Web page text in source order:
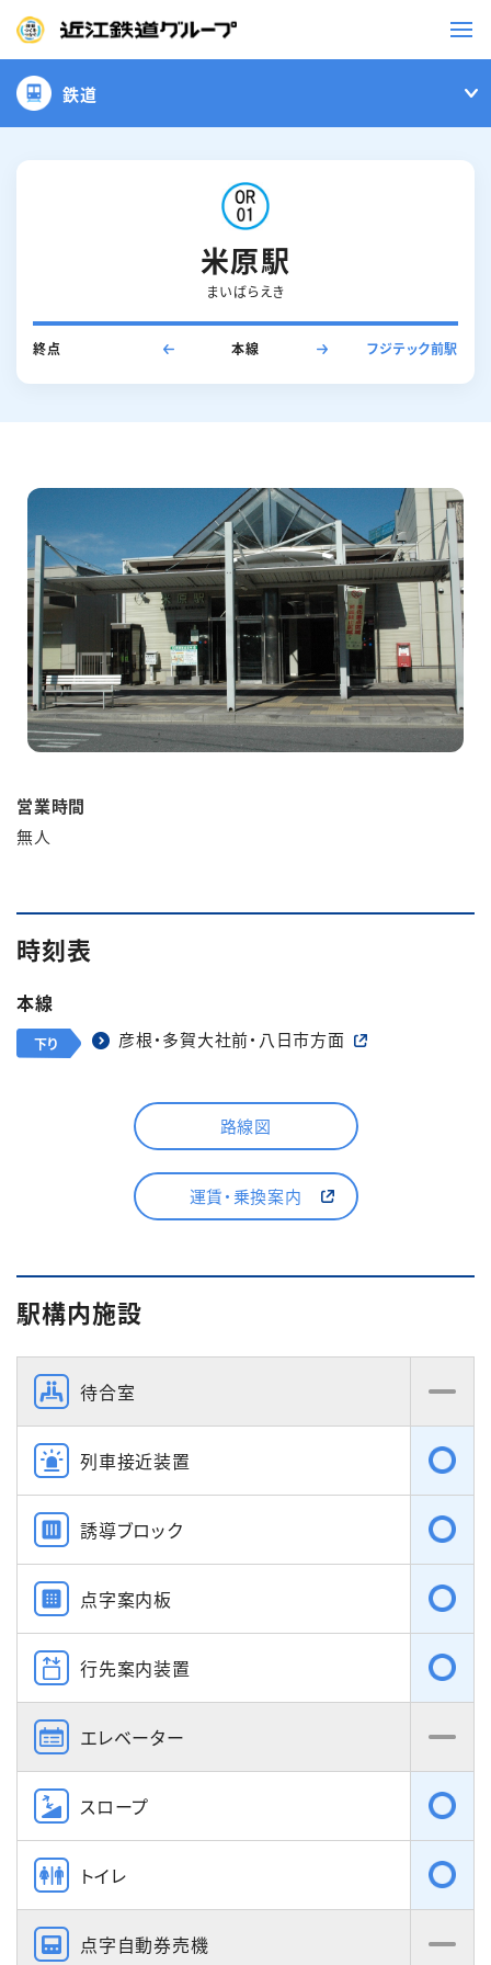
鉄道
バス
観光・イベント情報
ニュースリリース
English 簡体中文 繁体中文 한국어
鉄道
米原駅
まいばらえき
終点 本線 フジテック前駅
営業時間
無人
時刻表
本線
下り 彦根・多賀大社前・八日市方面
路線図
運賃・乗換案内
駅構内施設
待合室
列車接近装置
誘導ブロック
点字案内板
行先案内装置
エレベーター
スロープ
トイレ
点字自動券売機